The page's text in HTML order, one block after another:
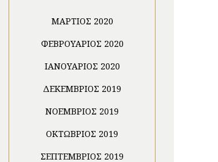
ΜΆΡΤΙΟΣ 2020
ΦΕΒΡΟΥΆΡΙΟΣ 2020
ΙΑΝΟΥΆΡΙΟΣ 2020
ΔΕΚΈΜΒΡΙΟΣ 2019
ΝΟΈΜΒΡΙΟΣ 2019
ΟΚΤΏΒΡΙΟΣ 2019
ΣΕΠΤΈΜΒΡΙΟΣ 2019